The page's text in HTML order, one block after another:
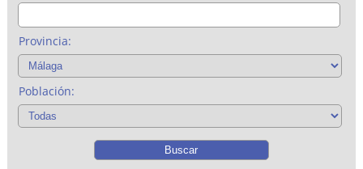
Provincia:
Población: